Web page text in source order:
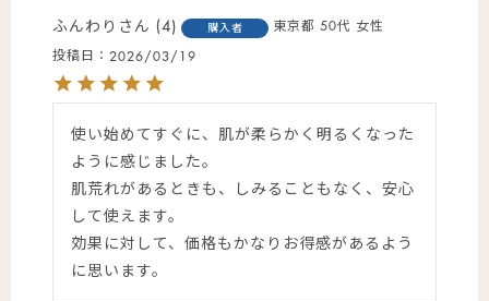
ふんわり 4 購入者 東京都 50代 女性
投稿日 2026/03/19
使い始めてすぐに、肌が柔らかく明るくなった
ように感じました。
肌荒れがあるときも、しみることもなく、安心
して使えます。
効果に対して、価格もかなりお得感があるよう
に思います。